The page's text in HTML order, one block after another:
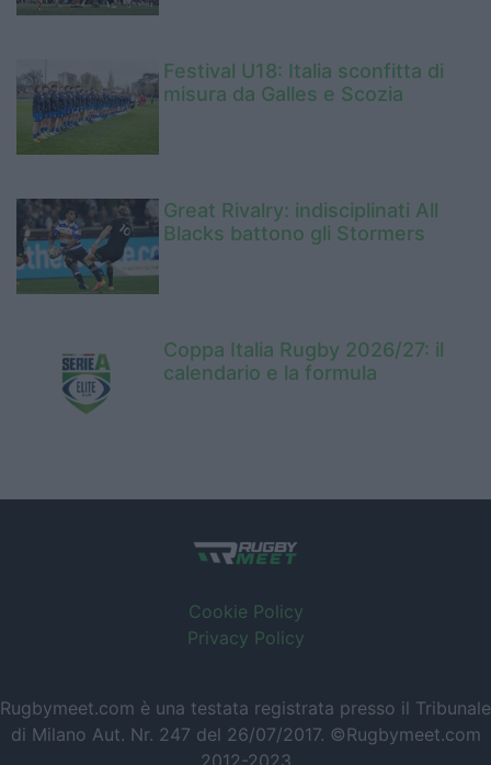
Festival U18: Italia sconfitta di
misura da Galles e Scozia
Great Rivalry: indisciplinati All
Blacks battono gli Stormers
Coppa Italia Rugby 2026/27: il
calendario e la formula
Cookie Policy
Privacy Policy
Rugbymeet.com è una testata registrata presso il Tribunale
di Milano Aut. Nr. 247 del 26/07/2017. ©Rugbymeet.com